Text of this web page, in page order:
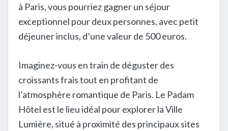
à Paris, vous pourriez gagner un séjour
exceptionnel pour deux personnes, avec petit
déjeuner inclus, d’une valeur de 500 euros.
Imaginez-vous en train de déguster des
croissants frais tout en profitant de
l’atmosphère romantique de Paris. Le Padam
Hôtel est le lieu idéal pour explorer la Ville
Lumière, situé à proximité des principaux sites